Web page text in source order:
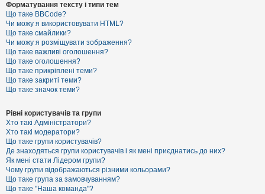
П
о
ш
у
к
Д
о
п
о
г
а
Форматування тексту і типи тем
Що таке BBCode?
Чи можу я використовувати HTML?
Що таке смайлики?
Чи можу я розміщувати зображення?
Що таке важливі оголошення?
Що таке оголошення?
Що таке прикріплені теми?
Що таке закриті теми?
Що таке значок теми?
Рівні користувачів та групи
Хто такі Адміністратори?
Хто такі модератори?
Що таке групи користувачів?
Де знаходяться групи користувачів і як мені приєднатись до них?
Як мені стати Лідером групи?
Чому групи відображаються різними кольорами?
Що таке група за замовчуванням?
Що таке "Наша команда"?